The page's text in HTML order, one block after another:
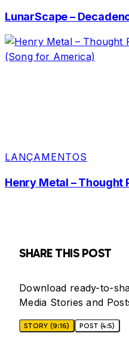
LunarScape –
LANÇAMENTOS
Henry Metal – Thought
SHARE THIS POST
Download ready-to-
Media Stories and
STORY (9:16) POST (4:5)